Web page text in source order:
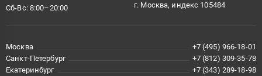
Сб-Вс: 8:00–20:00
г. Москва, индекс 105484
Москва
+7 (495) 966-18-01
Санкт-Петербург
+7 (812) 309-35-78
Екатеринбург
+7 (343) 289-18-98